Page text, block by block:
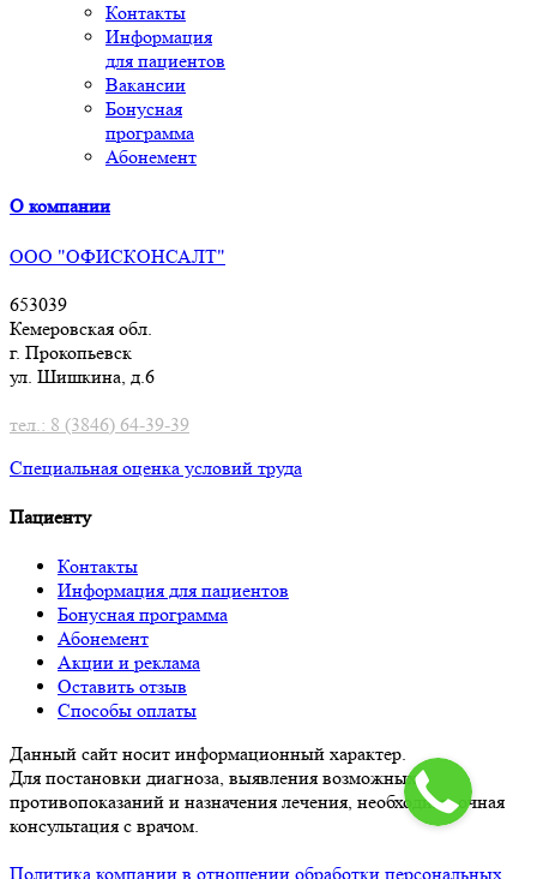
Контакты
Информация
для пациентов
Вакансии
Бонусная
программа
Абонемент
О компании
ООО "ОФИСКОНСАЛТ"
653039
Кемеровская обл.
г. Прокопьевск
ул. Шишкина, д.6
тел.: 8 (3846) 64-39-39
Специальная оценка условий труда
Пациенту
Контакты
Информация для пациентов
Бонусная программа
Абонемент
Акции и реклама
Оставить отзыв
Способы оплаты
Данный сайт носит информационный характер.
Для постановки диагноза, выявления возможных
противопоказаний и назначения лечения, необходима очная
консультация с врачом.
Политика компании в отношении обработки персональных